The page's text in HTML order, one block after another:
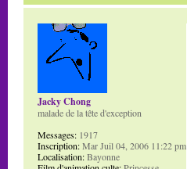
Jacky Chong
malade de la tête d'exception
Messages: 1917
Inscription:Mar Juil 04, 2006 11:22 pm
Localisation:Bayonne